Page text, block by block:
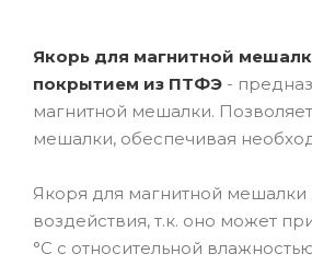
Якорь для магнитной
покрытием из ПTФЭ -
магнитной мешалки.
мешалки, обеспечивая
Якоря для магнитной мешалки
воздействия, т.к. оно может
°C с относительной